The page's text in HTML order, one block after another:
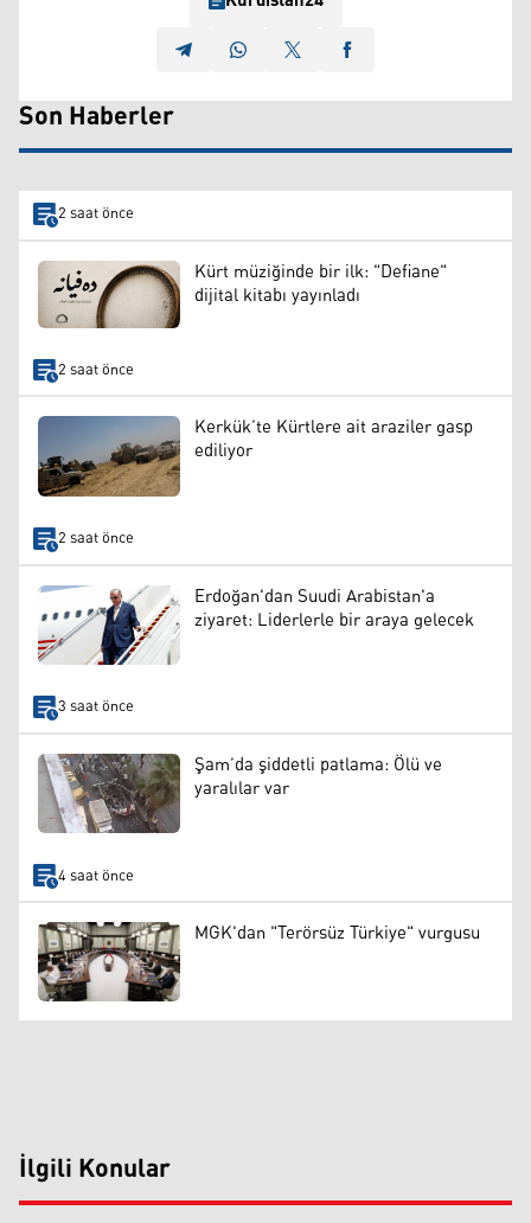
Son Haberler
2 saat önce
Kürt müziğinde bir ilk: "Defiane"
dijital kitabı yayınladı
2 saat önce
Kerkük’te Kürtlere ait araziler gasp
ediliyor
2 saat önce
Erdoğan'dan Suudi Arabistan'a
ziyaret: Liderlerle bir araya gelecek
3 saat önce
Şam’da şiddetli patlama: Ölü ve
yaralılar var
4 saat önce
MGK'dan "Terörsüz Türkiye" vurgusu
İlgili Konular